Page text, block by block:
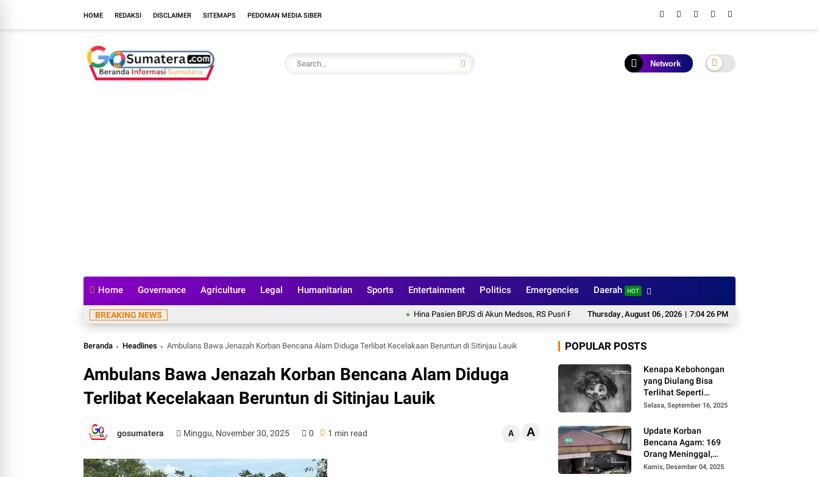
HOME REDAKSI DISCLAIMER SITEMAPS PEDOMAN MEDIA SIBER
Network
Home Governance Agriculture Legal Humanitarian Sports Entertainment Politics Emergencies Daerah HOT
Thursday,August 06,2026 | 7:04 27 PM
BREAKING NEWS Hina Pasien BPJS di Akun Medsos, RS Pusri Pecat Dokter Tamara Bareskrim Dampingi Pengungkapan Kasus
Beranda Headlines Ambulans Bawa Jenazah Korban Bencana Alam Diduga Terlibat Kecelakaan Beruntun di Sitinjau Lauik
Ambulans Bawa Jenazah Korban Bencana Alam Diduga
Terlibat Kecelakaan Beruntun di Sitinjau Lauik
gosumatera Minggu, November 30, 2025 0 1 min read A A
POPULAR POSTS
Kenapa Kebohongan
yang Diulang Bisa
Terlihat Seperti
Kebenaran, Ini
Selasa, September 16, 2025
Update Korban
Bencana Agam: 169
Orang Meninggal,
Belum Ditemukan 86
Kamis, Desember 04, 2025